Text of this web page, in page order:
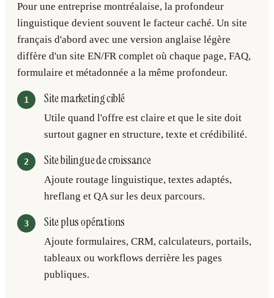
Pour une entreprise montréalaise, la profondeur
linguistique devient souvent le facteur caché. Un site
français d'abord avec une version anglaise légère
diffère d'un site EN/FR complet où chaque page, FAQ,
formulaire et métadonnée a la même profondeur.
Site marketing ciblé
Utile quand l'offre est claire et que le site doit
surtout gagner en structure, texte et crédibilité.
Site bilingue de croissance
Ajoute routage linguistique, textes adaptés,
hreflang et QA sur les deux parcours.
Site plus opérations
Ajoute formulaires, CRM, calculateurs, portails,
tableaux ou workflows derrière les pages
publiques.